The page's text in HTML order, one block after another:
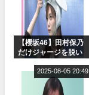
【櫻坂46】田村保乃
だけジャージを脱い
2025-08-05 20:49